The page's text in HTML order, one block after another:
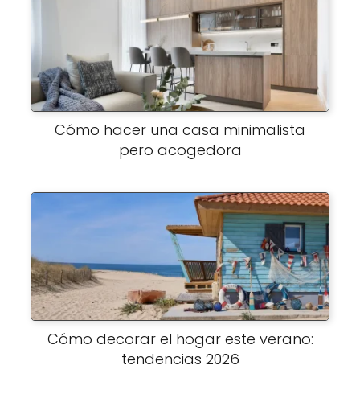
Cómo hacer una casa minimalista
pero acogedora
Cómo decorar el hogar este verano:
tendencias 2026